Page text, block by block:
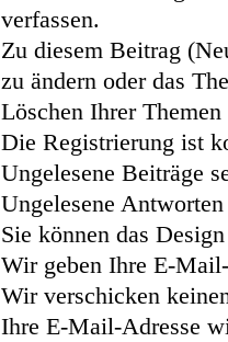
verfassen.
Zu diesem Beitrag
zu ändern oder das
Löschen Ihrer
Die Registrierung ist
Ungelesene Beiträge
Ungelesene
Sie können das
Wir geben Ihre E-
Wir verschicken
Ihre E-Mail-Adresse